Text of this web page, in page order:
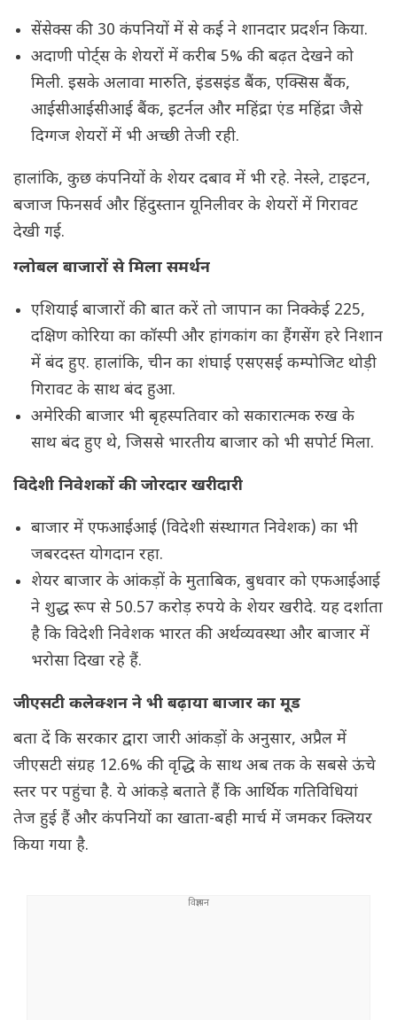
सेंसेक्स की 30 कंपनियों में से कई ने शानदार प्रदर्शन किया.
अदाणी पोर्ट्स के शेयरों में करीब 5% की बढ़त देखने को
मिली. इसके अलावा मारुति, इंडसइंड बैंक, एक्सिस बैंक,
आईसीआईसीआई बैंक, इटर्नल और महिंद्रा एंड महिंद्रा जैसे
दिग्गज शेयरों में भी अच्छी तेजी रही.
हालांकि, कुछ कंपनियों के शेयर दबाव में भी रहे. नेस्ले, टाइटन,
बजाज फिनसर्व और हिंदुस्तान यूनिलीवर के शेयरों में गिरावट
देखी गई.
ग्लोबल बाजारों से मिला समर्थन
एशियाई बाजारों की बात करें तो जापान का निक्केई 225,
दक्षिण कोरिया का कॉस्पी और हांगकांग का हैंगसेंग हरे निशान
में बंद हुए. हालांकि, चीन का शंघाई एसएसई कम्पोजिट थोड़ी
गिरावट के साथ बंद हुआ.
अमेरिकी बाजार भी बृहस्पतिवार को सकारात्मक रुख के
साथ बंद हुए थे, जिससे भारतीय बाजार को भी सपोर्ट मिला.
विदेशी निवेशकों की जोरदार खरीदारी
बाजार में एफआईआई (विदेशी संस्थागत निवेशक) का भी
जबरदस्त योगदान रहा.
शेयर बाजार के आंकड़ों के मुताबिक, बुधवार को एफआईआई
ने शुद्ध रूप से 50.57 करोड़ रुपये के शेयर खरीदे. यह दर्शाता
है कि विदेशी निवेशक भारत की अर्थव्यवस्था और बाजार में
भरोसा दिखा रहे हैं.
जीएसटी कलेक्शन ने भी बढ़ाया बाजार का मूड
बता दें कि सरकार द्वारा जारी आंकड़ों के अनुसार, अप्रैल में
जीएसटी संग्रह 12.6% की वृद्धि के साथ अब तक के सबसे ऊंचे
स्तर पर पहुंचा है. ये आंकड़े बताते हैं कि आर्थिक गतिविधियां
तेज हुई हैं और कंपनियों का खाता-बही मार्च में जमकर क्लियर
किया गया है.